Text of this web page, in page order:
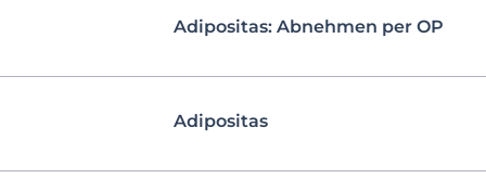
Adipositas: Abnehmen per OP
Adipositas